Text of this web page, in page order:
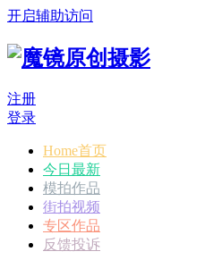
开启辅助访问
注册
登录
Home首页
今日最新
模拍作品
街拍视频
专区作品
反馈投诉